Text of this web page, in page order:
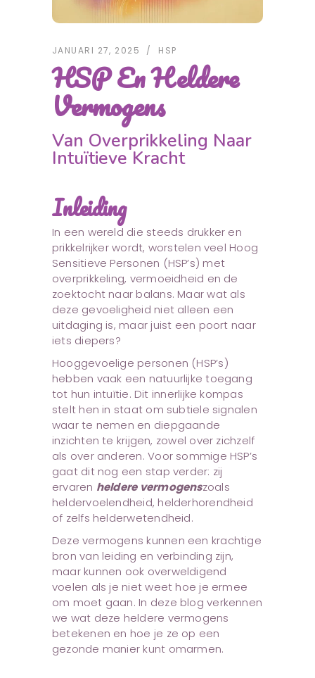
JANUARI 27, 2025 HSP
HSP En Heldere
Vermogens
Van Overprikkeling Naar
Intuïtieve Kracht
Inleiding
In een wereld die steeds drukker en
prikkelrijker wordt, worstelen veel Hoog
Sensitieve Personen (HSP’s) met
overprikkeling, vermoeidheid en de
zoektocht naar balans. Maar wat als
deze gevoeligheid niet alleen een
uitdaging is, maar juist een poort naar
iets diepers?
Hooggevoelige personen (HSP’s)
hebben vaak een natuurlijke toegang
tot hun intuïtie. Dit innerlijke kompas
stelt hen in staat om subtiele signalen
waar te nemen en diepgaande
inzichten te krijgen, zowel over zichzelf
als over anderen. Voor sommige HSP’s
gaat dit nog een stap verder: zij
ervaren heldere vermogenszoals
heldervoelendheid, helderhorendheid
of zelfs helderwetendheid.
Deze vermogens kunnen een krachtige
bron van leiding en verbinding zijn,
maar kunnen ook overweldigend
voelen als je niet weet hoe je ermee
om moet gaan. In deze blog verkennen
we wat deze heldere vermogens
betekenen en hoe je ze op een
gezonde manier kunt omarmen.